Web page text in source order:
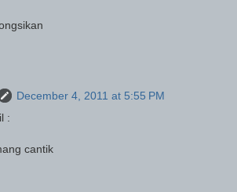
December 4, 2011 at 5:55 PM
:
cantik